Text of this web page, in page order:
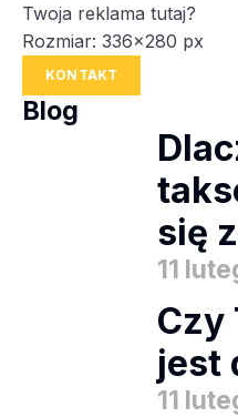
Twoja reklama tutaj?
Rozmiar: 336x280 px
KONTAKT
Blog
się
11
Czy
jest
11